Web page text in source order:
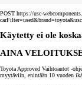
POST https://usc-
Käytetty ei ole
AINA
Toyota Approved Vaihtoautot -
myytäviin, enintään 10 vuoden